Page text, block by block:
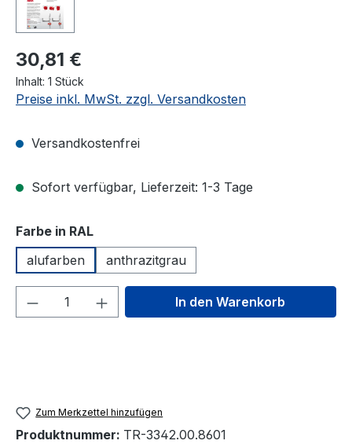
30,81 €
Inhalt: 1 Stück
Preise inkl. MwSt. zzgl. Versandkosten
Versandkostenfrei
Sofort verfügbar, Lieferzeit: 1-3 Tage
Farbe in RALauswählen
alufarben
anthrazitgrau
Produkt Anzahl: Gib denIn den Warenkorb
Zum Merkzettel hinzufügen
Produktnummer: TR-3342.00.8601